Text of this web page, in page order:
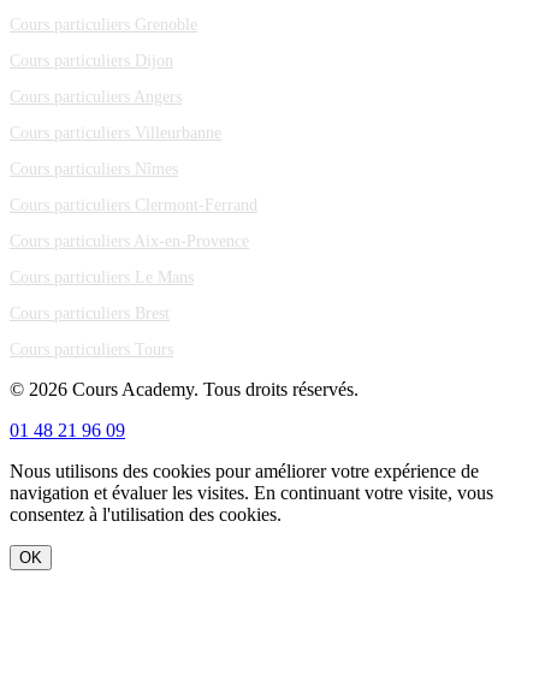
Cours particuliers Grenoble
Cours particuliers Dijon
Cours particuliers Angers
Cours particuliers Villeurbanne
Cours particuliers Nîmes
Cours particuliers Clermont-Ferrand
Cours particuliers Aix-en-Provence
Cours particuliers Le Mans
Cours particuliers Brest
Cours particuliers Tours
© 2026 Cours Academy. Tous droits réservés.
01 48 21 96 09
Nous utilisons des cookies pour améliorer votre expérience de
navigation et évaluer les visites. En continuant votre visite, vous
consentez à l'utilisation des cookies.
OK